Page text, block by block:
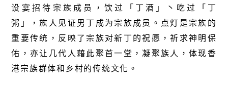
设宴招待宗族成员，饮过「丁酒」丶吃过「丁
粥」，族人见证男丁成为宗族成员。点灯是宗族的
重要传统，反映了宗族对新丁的祝愿，祈求神明保
佑，亦让几代人藉此聚首一堂，凝聚族人，体现香
港宗族群体和乡村的传统文化。